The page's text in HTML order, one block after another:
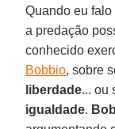
Quando eu
a predação
conhecido
Bobbio, sobre
liberdade... ou
igualdade.